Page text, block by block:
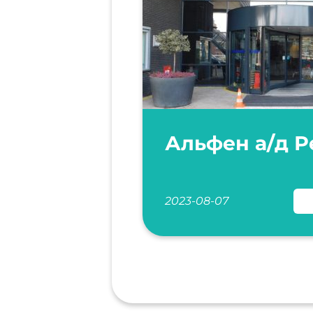
Альфен а/д
2023-08-07